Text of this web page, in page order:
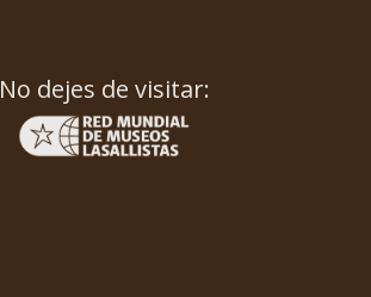
No dejes de visitar: